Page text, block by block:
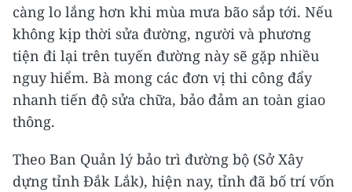
càng lo lắng hơn khi mùa mưa bão sắp tới. Nếu
không kịp thời sửa đường, người và phương
tiện đi lại trên tuyến đường này sẽ gặp nhiều
nguy hiểm. Bà mong các đơn vị thi công đẩy
nhanh tiến độ sửa chữa, bảo đảm an toàn giao
thông.
Theo Ban Quản lý bảo trì đường bộ (Sở Xây
dựng tỉnh Đắk Lắk), hiện nay, tỉnh đã bố trí vốn